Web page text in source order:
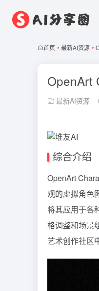
首页 • 最新AI资源 •
OpenArt
最新AI资源
综合介绍
OpenArt
观的虚拟角色
将其应用于各
格调整和场景
艺术创作社区